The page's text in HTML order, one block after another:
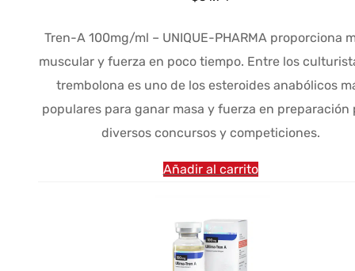
Tren-A 100mg/ml – UNIQUE-PHARMA proporciona
muscular y fuerza en poco tiempo. Entre los
trembolona es uno de los esteroides anabólicos
populares para ganar masa y fuerza en preparación
diversos concursos y competiciones.
Añadir al carrito